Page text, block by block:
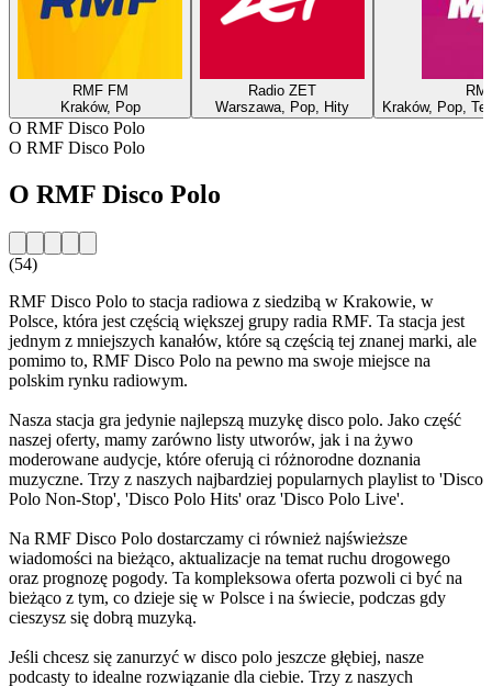
RMF FM
Kraków, Pop
Radio ZET
Warszawa, Pop, Hity
Kraków, Pop,
O RMF Disco Polo
O RMF Disco Polo
O RMF Disco Polo
(54)
RMF Disco Polo to stacja radiowa z siedzibą w Krakowie, w
Polsce, która jest częścią większej grupy radia RMF. Ta stacja jest
jednym z mniejszych kanałów, które są częścią tej znanej marki, ale
pomimo to, RMF Disco Polo na pewno ma swoje miejsce na
polskim rynku radiowym.
Nasza stacja gra jedynie najlepszą muzykę disco polo. Jako część
naszej oferty, mamy zarówno listy utworów, jak i na żywo
moderowane audycje, które oferują ci różnorodne doznania
muzyczne. Trzy z naszych najbardziej popularnych playlist to 'Disco
Polo Non-Stop', 'Disco Polo Hits' oraz 'Disco Polo Live'.
Na RMF Disco Polo dostarczamy ci również najświeższe
wiadomości na bieżąco, aktualizacje na temat ruchu drogowego
oraz prognozę pogody. Ta kompleksowa oferta pozwoli ci być na
bieżąco z tym, co dzieje się w Polsce i na świecie, podczas gdy
cieszysz się dobrą muzyką.
Jeśli chcesz się zanurzyć w disco polo jeszcze głębiej, nasze
podcasty to idealne rozwiązanie dla ciebie. Trzy z naszych